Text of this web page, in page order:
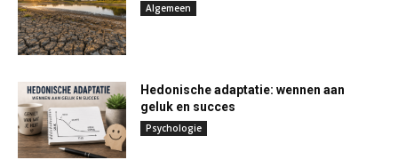
Algemeen
Hedonische adaptatie: wennen aan
geluk en succes
Psychologie